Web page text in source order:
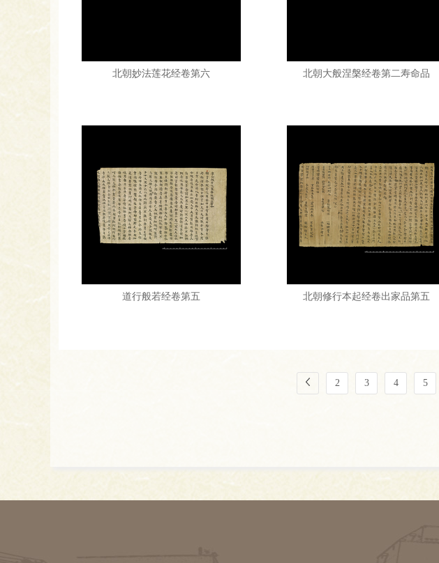
北朝妙法莲花经卷第六 北朝大般涅槃经卷第二寿命品
道行般若经卷第五 北朝修行本起经卷出家品第五
2 3 4 5